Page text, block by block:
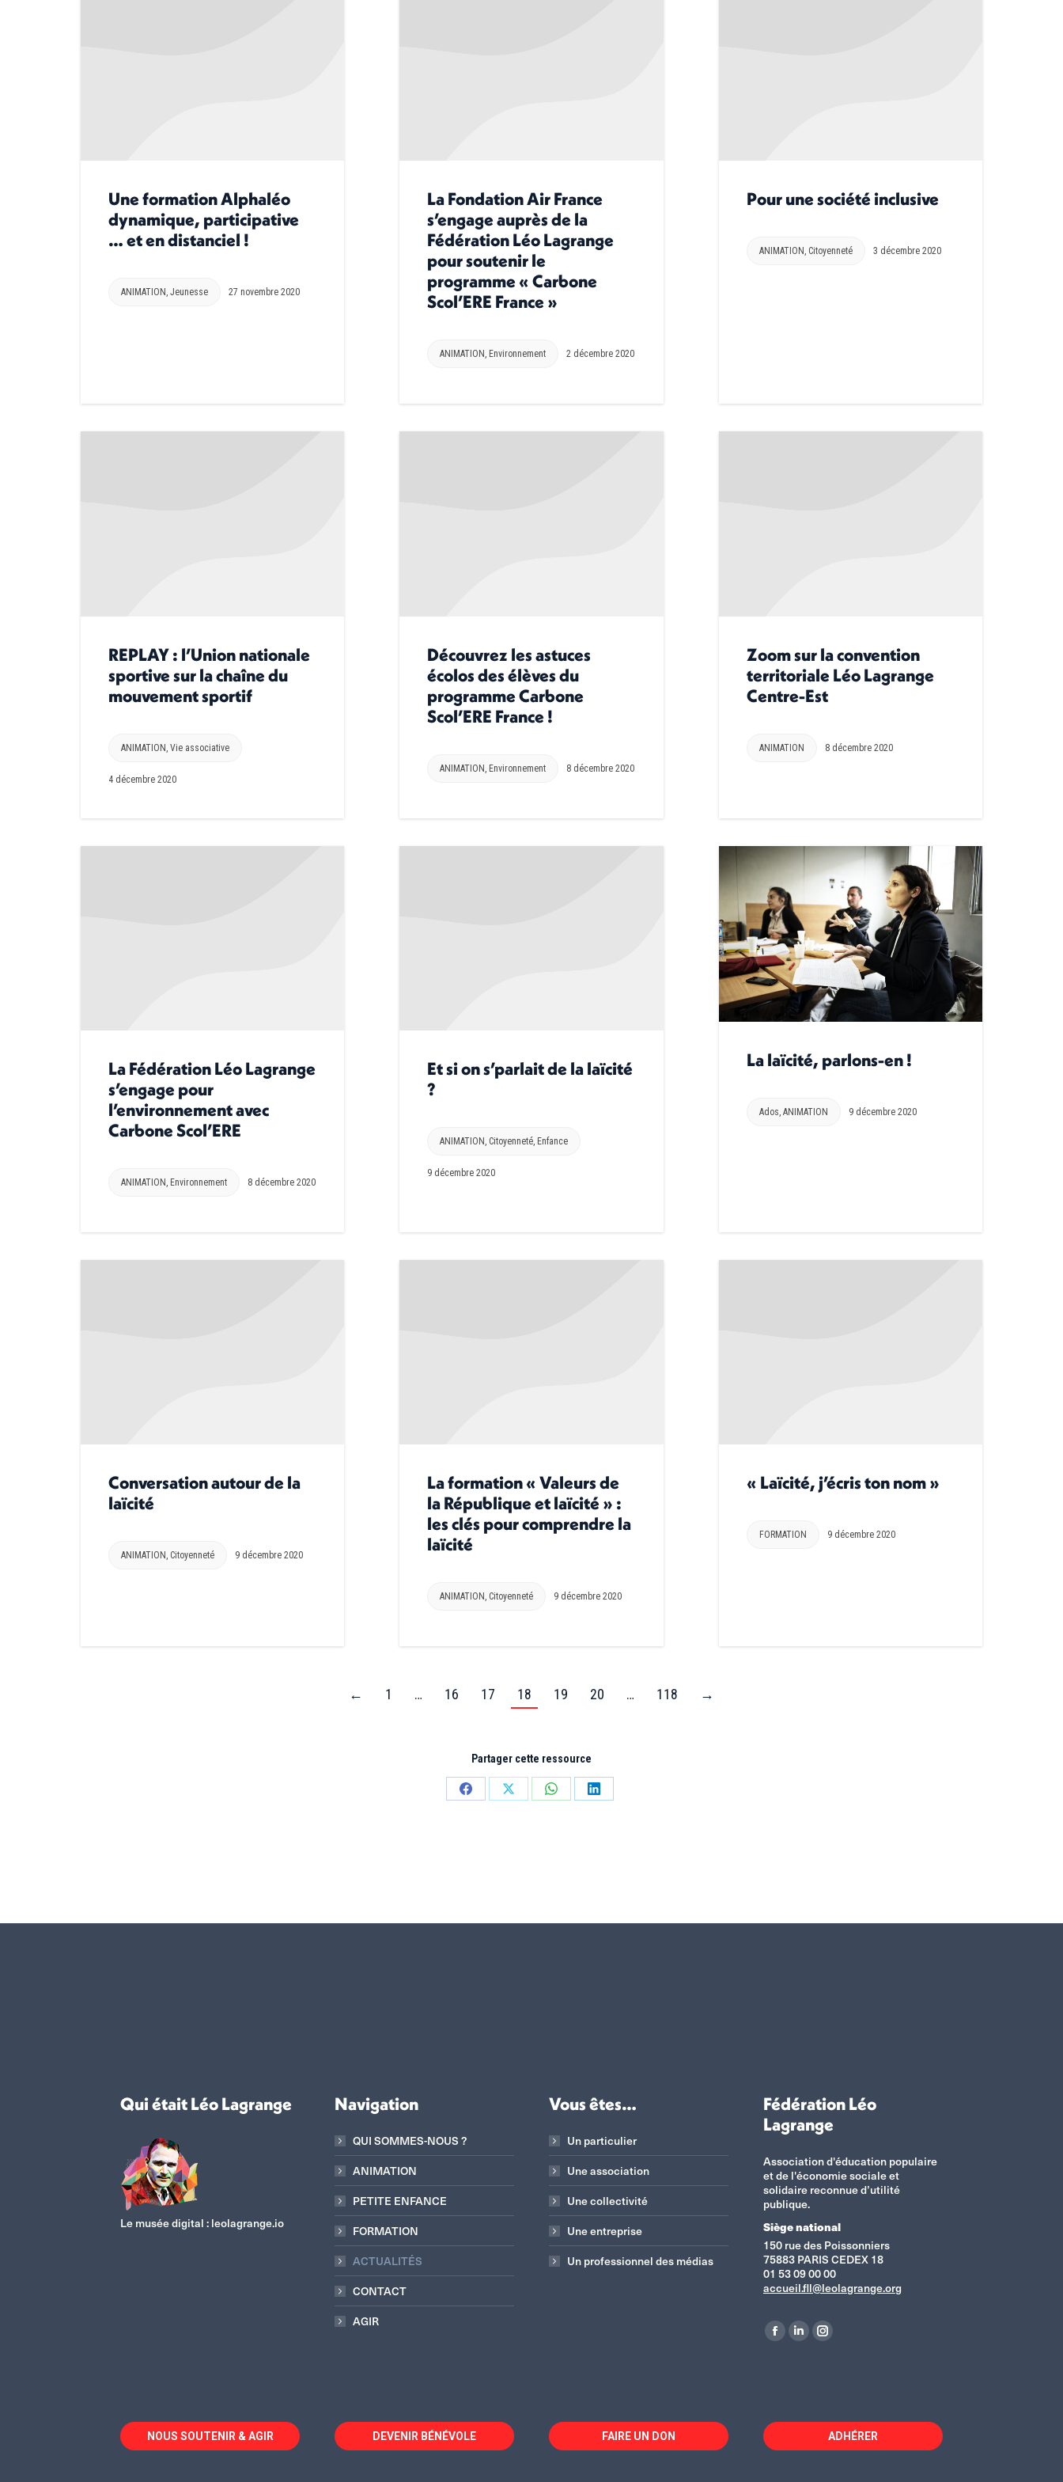
Une formation Alphaléo
dynamique, participative
… et en distanciel !
ANIMATION , Jeunesse 27 novembre 2020
La Fondation Air France
s’engage auprès de la
Fédération Léo Lagrange
pour soutenir le
programme « Carbone
Scol’ERE France »
ANIMATION , Environnement 2 décembre 2020
Pour une société inclusive
ANIMATION , Citoyenneté 3 décembre 2020
REPLAY : l’Union nationale
sportive sur la chaîne du
mouvement sportif
ANIMATION Vie associative
4 décembre 2020
Découvrez les astuces
écolos des élèves du
programme Carbone
Scol’ERE France !
ANIMATION Environnement 8 décembre 2020
Zoom sur la convention
territoriale Léo Lagrange
Centre-Est
ANIMATION 8 décembre 2020
La Fédération Léo Lagrange
s’engage pour
l’environnement avec
Carbone Scol’ERE
ANIMATION , Environnement 8 décembre 2020
Et si on s’parlait de la laïcité
?
ANIMATION , Citoyenneté, Enfance
9 décembre 2020
La laïcité, parlons-en !
Ados, ANIMATION 9 décembre 2020
Conversation autour de la
laïcité
ANIMATION , Citoyenneté 9 décembre 2020
La formation « Valeurs de
la République et laïcité » :
les clés pour comprendre la
laïcité
ANIMATION , Citoyenneté 9 décembre 2020
« Laïcité, j’écris ton nom »
FORMATION 9 décembre 2020
← 1 … 16 17 18 19 20 … 118 →
Partager cette ressource
PartagerPartagerPartagerPartager
Qui était Léo Lagrange
Le musée digital : leolagrange.io
Navigation
QUI SOMMES-NOUS ?
ANIMATION
PETITE ENFANCE
FORMATION
ACTUALITÉS
CONTACT
AGIR
Vous êtes…
Un particulier
Une association
Une collectivité
Une entreprise
Un professionnel des médias
Fédération Léo
Lagrange
Association d'éducation populaire
et de l'économie sociale et
solidaire reconnue d’utilité
publique.
Siège national
150 rue des Poissonniers
75883 PARIS CEDEX 18
01 53 09 00 00
accueil.fll@leolagrange.org
Retrouvez-nous sur :
La
dans
La
dans
La
dans
une
NOUS SOUTENIR & AGIR DEVENIR BÉNÉVOLE FAIRE UN DON ADHÉRER